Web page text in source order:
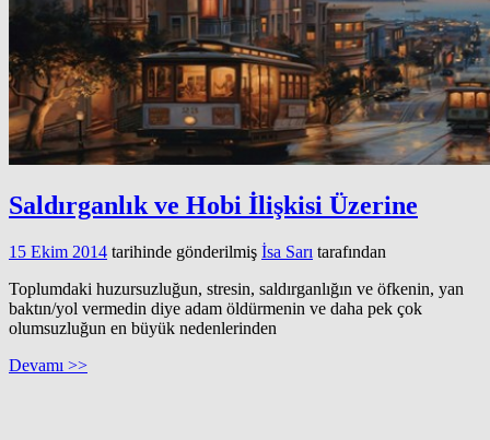
Saldırganlık ve Hobi İlişkisi Üzerine
15 Ekim 2014 tarihinde gönderilmiş İsa Sarı tarafından
Toplumdaki huzursuzluğun, stresin, saldırganlığın ve öfkenin, yan
baktın/yol vermedin diye adam öldürmenin ve daha pek çok
olumsuzluğun en büyük nedenlerinden
Devamı >>